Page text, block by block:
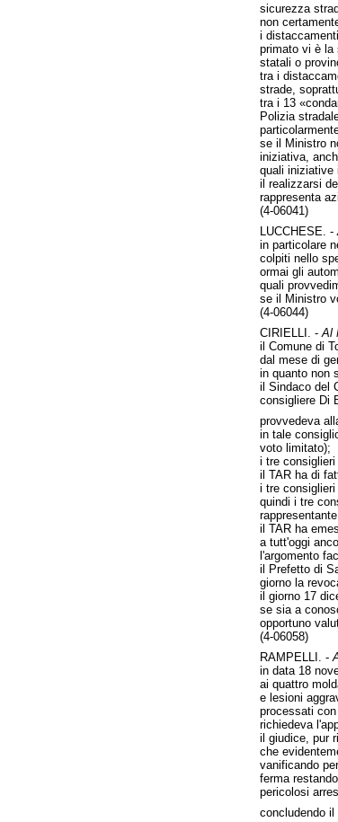
sicurezza
non
i
primato vi è la
statali o
tra i
strade,
tra i 13
Polizia
se il Ministro
iniziativa,
quali iniziative
il realizzarsi
rappresenta
(4-06041)
LUCCHESE. -
in particolare
colpiti nello
ormai gli
quali
se il Ministro
(4-06044)
CIRIELLI. - Al
il Comune di
dal mese di
in quanto non
il Sindaco del
consigliere Di
provvedeva
in tale
voto limitato);
i tre consiglieri
il TAR ha di
i tre
quindi i tre
il TAR ha
a tutt'oggi
l'argomento
il Prefetto di
giorno la
il giorno 17
se sia a
opportuno
(4-06058)
RAMPELLI. -
in data 18
ai quattro
e lesioni
processati
richiedeva
il giudice, pur
che
vanificando
ferma
pericolosi
concludendo il